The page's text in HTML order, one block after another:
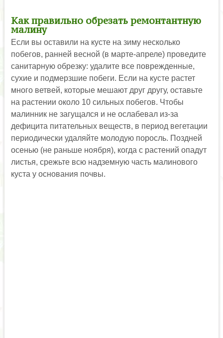
Как правильно обрезать ремонтантную
малину
Если вы оставили на кусте на зиму несколько
побегов, ранней весной (в марте-апреле) проведите
санитарную обрезку: удалите все поврежденные,
сухие и подмерзшие побеги. Если на кусте растет
много ветвей, которые мешают друг другу, оставьте
на растении около 10 сильных побегов. Чтобы
малинник не загущался и не ослабевал из-за
дефицита питательных веществ, в период вегетации
периодически удаляйте молодую поросль. Поздней
осенью (не раньше ноября), когда с растений опадут
листья, срежьте всю надземную часть малинового
куста у основания почвы.